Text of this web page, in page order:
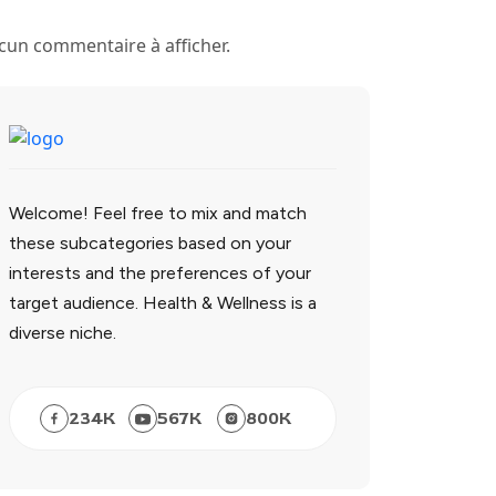
commentaire à afficher.
Welcome! Feel free to mix and match
these subcategories based on your
interests and the preferences of your
target audience. Health & Wellness is a
diverse niche.
234K 567K 800K